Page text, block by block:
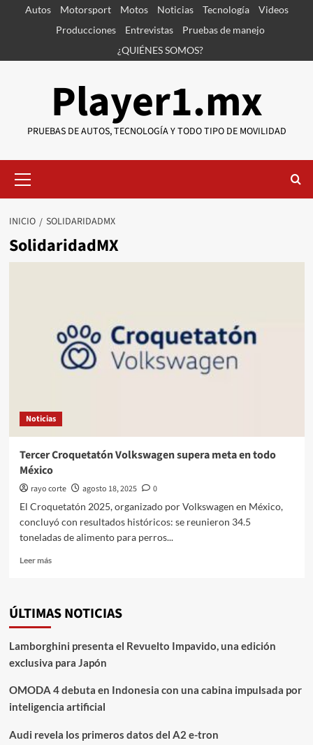
SaltarAutos Motorsport Motos Noticias Tecnología
Videos
Producciones
Entrevistas
Pruebas de manejo
¿QUIÉNES SOMOS?
Player1.mx
PRUEBAS DE AUTOS, TECNOLOGÍA Y TODO TIPO DE MOVILIDAD
primario
INICIO SOLIDARIDADMX
SolidaridadMX
Noticias
Tercer Croquetatón Volkswagen supera meta en todo
México
rayo corte agosto 18, 2025
0
El Croquetatón 2025, organizado por Volkswagen en México,
concluyó con resultados históricos: se reunieron 34.5
toneladas de alimento para perros...
Leer másLeer
Croquetatón
Volkswagen
meta
en
México
ÚLTIMAS NOTICIAS
Lamborghini presenta el Revuelto Impavido, una edición
exclusiva para Japón
OMODA 4 debuta en Indonesia con una cabina impulsada por
inteligencia artificial
Audi revela los primeros datos del A2 e-tron